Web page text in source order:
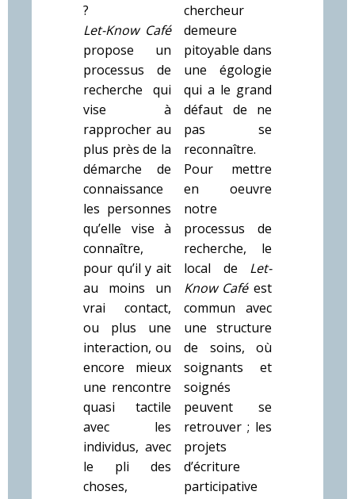
?
Let-Know Café
propose un
processus de
recherche qui
vise à
rapprocher au
plus près de la
démarche de
connaissance
les personnes
qu’elle vise à
connaître,
pour qu’il y ait
au moins un
vrai contact,
ou plus une
interaction, ou
encore mieux
une rencontre
quasi tactile
avec les
individus, avec
le pli des
choses,
chercheur
demeure
pitoyable dans
une égologie
qui a le grand
défaut de ne
pas se
reconnaître.
Pour mettre
en oeuvre
notre
processus de
recherche, le
local de Let-
Know Caféest
commun avec
une structure
de soins, où
soignants et
soignés
peuvent se
retrouver ; les
projets
d’écriture
participative